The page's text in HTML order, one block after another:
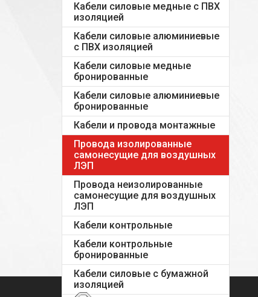
Кабели силовые медные с ПВХ
изоляцией
Кабели силовые алюминиевые
с ПВХ изоляцией
Кабели силовые медные
бронированные
Кабели силовые алюминиевые
бронированные
Кабели и провода монтажные
Провода изолированные
самонесущие для воздушных
ЛЭП
Провода неизолированные
самонесущие для воздушных
ЛЭП
Кабели контрольные
Кабели контрольные
бронированные
Кабели силовые с бумажной
изоляцией